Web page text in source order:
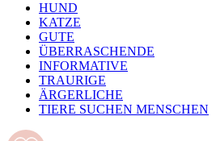
HUND
KATZE
GUTE
ÜBERRASCHENDE
INFORMATIVE
TRAURIGE
ÄRGERLICHE
TIERE SUCHEN MENSCHEN